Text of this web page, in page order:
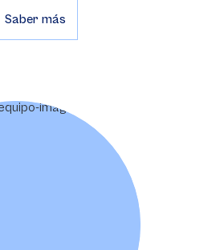
Saber más